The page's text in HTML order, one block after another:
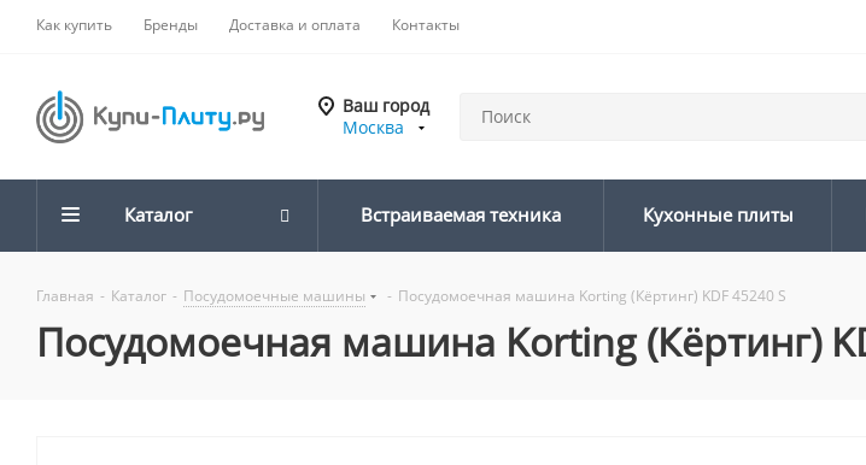
Как купить Бренды Доставка и оплата Контакты
Ваш город
Москва
Каталог Встраиваемая техника Кухонные плиты
Главная - Каталог - Посудомоечные машины - Посудомоечная машина Korting (Кёртинг) KDF 45240 S
Посудомоечная машина Korting (Кёртинг)